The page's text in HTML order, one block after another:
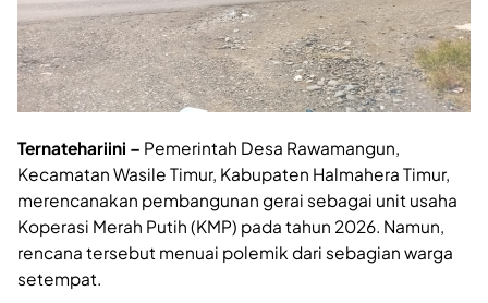
Ternatehariini – Pemerintah Desa Rawamangun,
Kecamatan Wasile Timur, Kabupaten Halmahera Timur,
merencanakan pembangunan gerai sebagai unit usaha
Koperasi Merah Putih (KMP) pada tahun 2026. Namun,
rencana tersebut menuai polemik dari sebagian warga
setempat.